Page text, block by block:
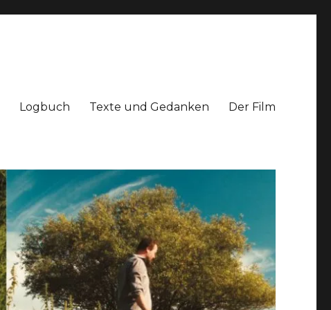
Logbuch Texte und Gedanken Der Film